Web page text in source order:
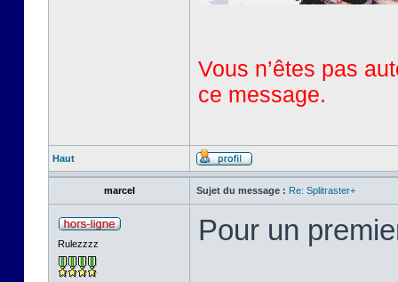
Vous n’êtes pas
ce message.
Haut
marcel Sujet du message : Re: Splitraster+
Rulezzzz Pour un